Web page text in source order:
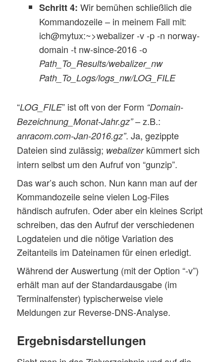
Schritt 4: Wir bemühen schließlich die
Kommandozeile – in meinem Fall mit:
ich@mytux:~>webalizer -v -p -n norway-
domain -t nw-since-2016 -o
Path_To_Results/webalizer_nw
Path_To_Logs/logs_nw/LOG_FILE
“LOG_FILE” ist oft von der Form “Domain-
Bezeichnung_Monat-Jahr.gz”– z.B.:
anracom.com-Jan-2016.gz”. Ja, gezippte
Dateien sind zulässig; webalizerkümmert sich
intern selbst um den Aufruf von “gunzip”.
Das war’s auch schon. Nun kann man auf der
Kommandozeile seine vielen Log-Files
händisch aufrufen. Oder aber ein kleines Script
schreiben, das den Aufruf der verschiedenen
Logdateien und die nötige Variation des
Zeitanteils im Dateinamen für einen erledigt.
Während der Auswertung (mit der Option “-v”)
erhält man auf der Standardausgabe (im
Terminalfenster) typischerweise viele
Meldungen zur Reverse-DNS-Analyse.
Ergebnisdarstellungen